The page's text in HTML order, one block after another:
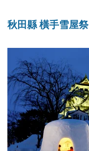
秋田縣 橫手雪屋祭